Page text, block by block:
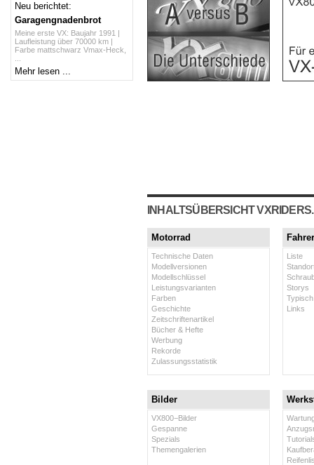
Neu berichtet:
Garagengnadenbrot
Meine erste VX: Baujahr 1991 |
Laufleistung über 70000 km |
Farbe mattschwarz Vmax-Heck,
Mehr lesen ...
INHALTSÜBERSICHT
Motorrad
Technische Daten
Modellversionen
Modellschlüssel
Leistungsvarianten
Farben
Geschichte
Zeitschriftenartikel
Bücher & Hefte
Werbung
Rekorde
Zulassungsstatistik
Fahrer
Liste
Storys
Typisch
Links
Bilder
VX800−Bilder
Gespanne
Spezials
Themengalerien